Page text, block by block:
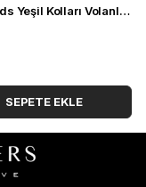
7525 Kids Yeşil Kolları Volanlı Poplin Elbise
SEPETE EKLE